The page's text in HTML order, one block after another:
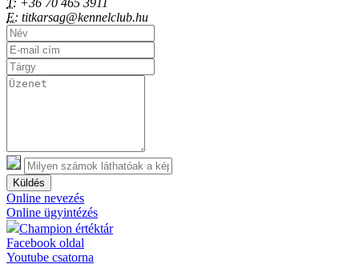
T: +36 70 465 3911
E: titkarsag@kennelclub.hu
Küldés
Online nevezés
Online ügyintézés
Champion értéktár
Facebook oldal
Youtube csatorna